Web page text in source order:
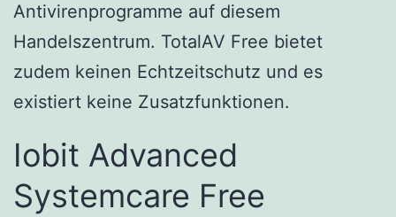
Antivirenprogramme auf diesem
Handelszentrum. TotalAV Free bietet
zudem keinen Echtzeitschutz und es
existiert keine Zusatzfunktionen.
Iobit Advanced
Systemcare Free